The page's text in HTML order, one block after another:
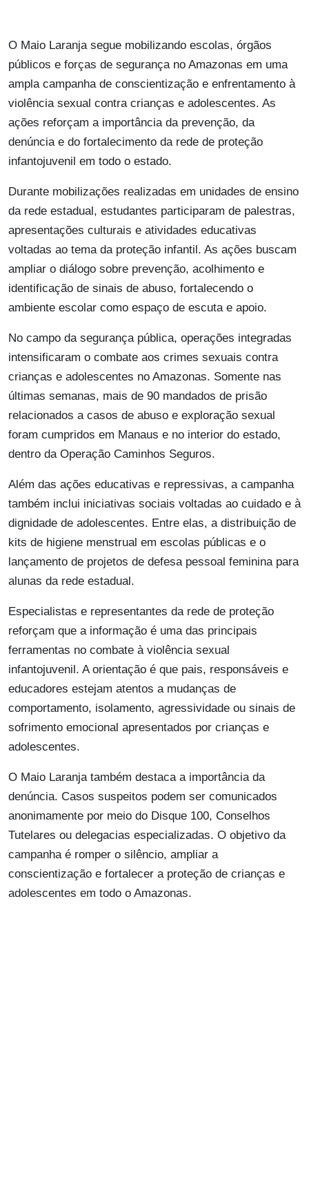
O Maio Laranja segue mobilizando escolas, órgãos
públicos e forças de segurança no Amazonas em uma
ampla campanha de conscientização e enfrentamento à
violência sexual contra crianças e adolescentes. As
ações reforçam a importância da prevenção, da
denúncia e do fortalecimento da rede de proteção
infantojuvenil em todo o estado.
Durante mobilizações realizadas em unidades de ensino
da rede estadual, estudantes participaram de palestras,
apresentações culturais e atividades educativas
voltadas ao tema da proteção infantil. As ações buscam
ampliar o diálogo sobre prevenção, acolhimento e
identificação de sinais de abuso, fortalecendo o
ambiente escolar como espaço de escuta e apoio.
No campo da segurança pública, operações integradas
intensificaram o combate aos crimes sexuais contra
crianças e adolescentes no Amazonas. Somente nas
últimas semanas, mais de 90 mandados de prisão
relacionados a casos de abuso e exploração sexual
foram cumpridos em Manaus e no interior do estado,
dentro da Operação Caminhos Seguros.
Além das ações educativas e repressivas, a campanha
também inclui iniciativas sociais voltadas ao cuidado e à
dignidade de adolescentes. Entre elas, a distribuição de
kits de higiene menstrual em escolas públicas e o
lançamento de projetos de defesa pessoal feminina para
alunas da rede estadual.
Especialistas e representantes da rede de proteção
reforçam que a informação é uma das principais
ferramentas no combate à violência sexual
infantojuvenil. A orientação é que pais, responsáveis e
educadores estejam atentos a mudanças de
comportamento, isolamento, agressividade ou sinais de
sofrimento emocional apresentados por crianças e
adolescentes.
O Maio Laranja também destaca a importância da
denúncia. Casos suspeitos podem ser comunicados
anonimamente por meio do Disque 100, Conselhos
Tutelares ou delegacias especializadas. O objetivo da
campanha é romper o silêncio, ampliar a
conscientização e fortalecer a proteção de crianças e
adolescentes em todo o Amazonas.